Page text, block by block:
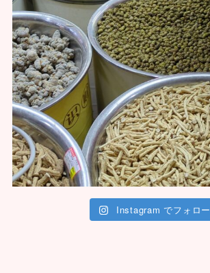
Instagram でフォロー